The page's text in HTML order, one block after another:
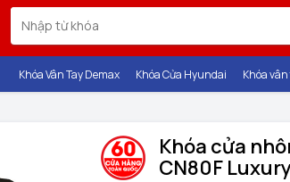
Khóa Vân Tay Demax Khóa Cửa Hyundai Khóa
Khóa cửa
CN80F